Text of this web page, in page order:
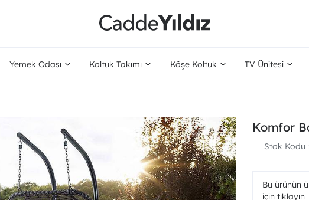
Yemek Odası Koltuk Takımı Köşe Koltuk TV Ünitesi
Komfor
Stok Kodu
Bu ürünün
için tıklayın